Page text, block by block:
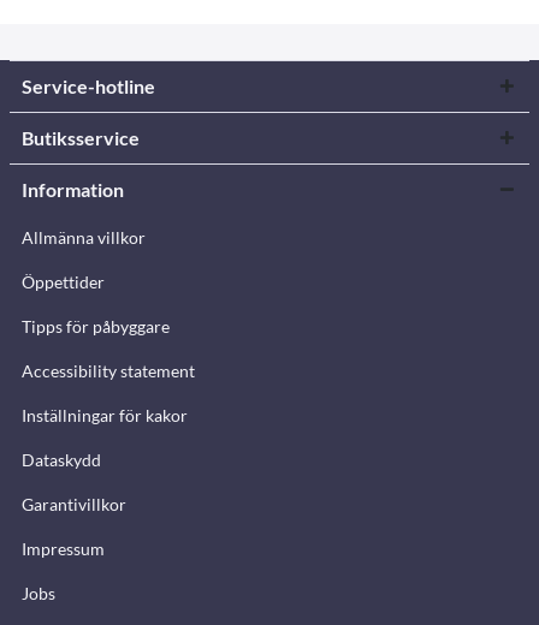
Service-hotline
Butiksservice
Information
Allmänna villkor
Öppettider
Tipps för påbyggare
Accessibility statement
Inställningar för kakor
Dataskydd
Garantivillkor
Impressum
Jobs